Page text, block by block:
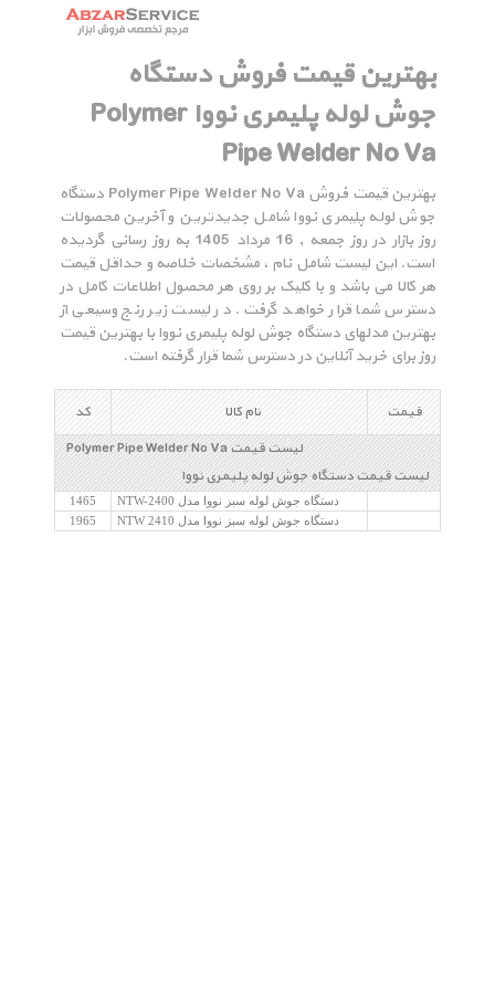
بهترین قیمت فروش دستگاه
جوش لوله پلیمری نووا Polymer
Pipe Welder No Va
بهترین قیمت فروش Polymer Pipe Welder No Va دستگاه
جوش لوله پلیمری نووا شامل جدیدترین و آخرین محصولات
روز بازار در روز جمعه , 16 مرداد 1405 به روز رسانی گردیده
است. این لیست شامل نام ، مشخصات خلاصه و حداقل قیمت
هر کالا می باشد و با کلیک بر روی هر محصول اطلاعات کامل در
دسترس شما قرار خواهد گرفت. در لیست زیر رنج وسیعی از
بهترین مدلهای دستگاه جوش لوله پلیمری نووا با بهترین قیمت
روز برای خرید آنلاین در دسترس شما قرار گرفته است.
کد نام کالا
قیمت
لیست قیمت Polymer Pipe Welder No Va
لیست قیمت دستگاه جوش لوله پلیمری نووا
1465
دستگاه جوش لوله سبز نووا مدل NTW-2400
1965
دستگاه جوش لوله سبز نووا مدل NTW 2410